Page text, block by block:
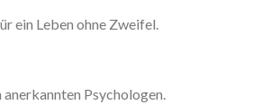
ein Leben ohne Zweifel.
Psychologen.